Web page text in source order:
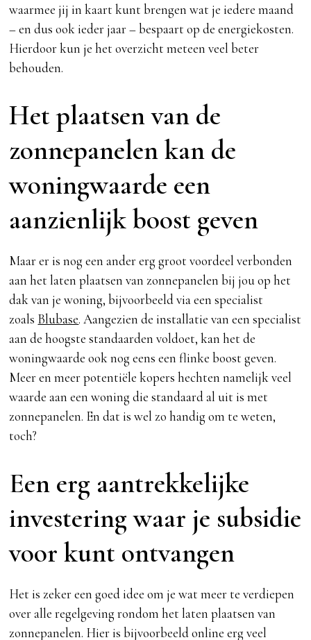
waarmee jij in kaart kunt brengen wat je iedere maand
– en dus ook ieder jaar – bespaart op de energiekosten.
Hierdoor kun je het overzicht meteen veel beter
behouden.
Het plaatsen van de
zonnepanelen kan de
woningwaarde een
aanzienlijk boost geven
Maar er is nog een ander erg groot voordeel verbonden
aan het laten plaatsen van zonnepanelen bij jou op het
dak van je woning, bijvoorbeeld via een specialist
zoals Blubase. Aangezien de installatie van een specialist
aan de hoogste standaarden voldoet, kan het de
woningwaarde ook nog eens een flinke boost geven.
Meer en meer potentiële kopers hechten namelijk veel
waarde aan een woning die standaard al uit is met
zonnepanelen. En dat is wel zo handig om te weten,
toch?
Een erg aantrekkelijke
investering waar je subsidie
voor kunt ontvangen
Het is zeker een goed idee om je wat meer te verdiepen
over alle regelgeving rondom het laten plaatsen van
zonnepanelen. Hier is bijvoorbeeld online erg veel